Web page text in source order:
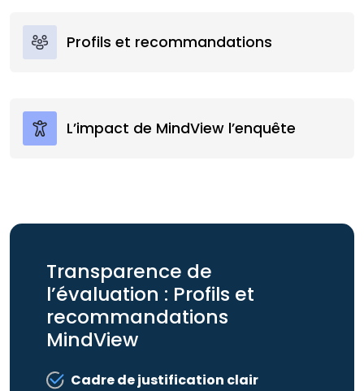
Profils et recommandations
L’impact de MindView l’enquête
Transparence de
l’évaluation : Profils et
recommandations
MindView
Cadre de justification clair